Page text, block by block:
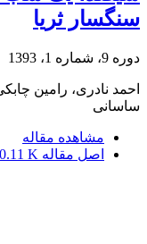
سنگسار ثریا
دوره 9، شماره 1، 1393
احمد نادری، رامین
ساسانی
مشاهده مقاله
اصل مقاله K